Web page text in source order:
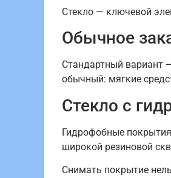
Стекло — ключевой
Обычное
Стандартный вариант
обычный: мягкие
Стекло с
Гидрофобные
широкой резиновой
Снимать покрытие